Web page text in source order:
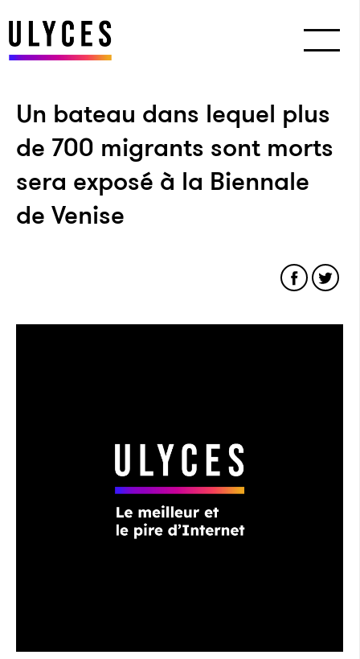
Un bateau dans lequel plus
de 700 migrants sont morts
sera exposé à la Biennale
de Venise